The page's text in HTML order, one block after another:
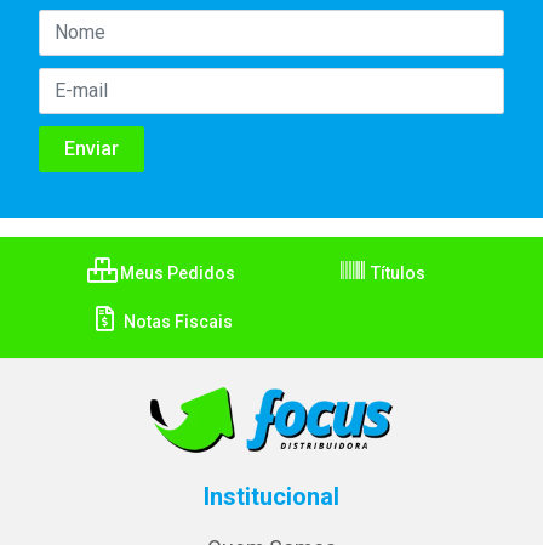
Meus Pedidos Títulos
Notas Fiscais
Institucional